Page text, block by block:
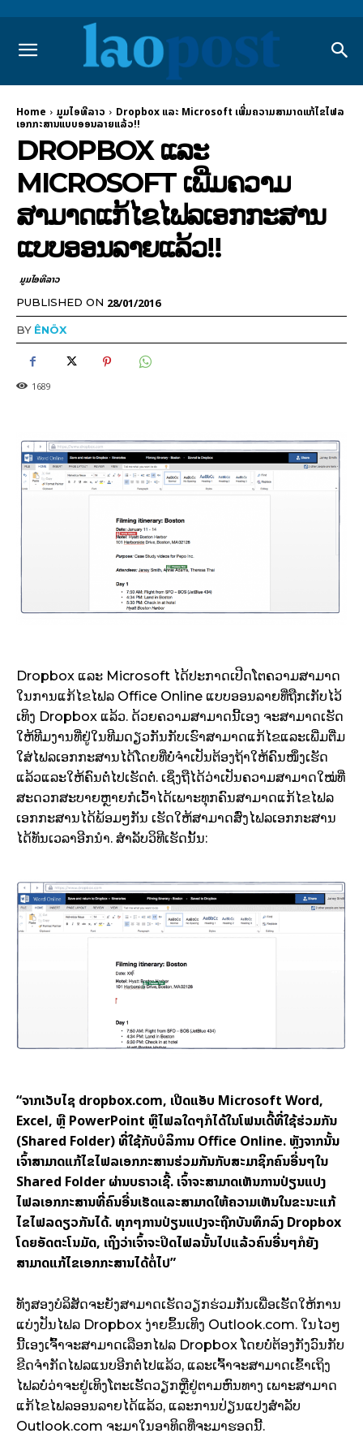
Home ມູມໄອທີລາວ
Dropbox ແລະ Microsoft ເພີ່ມຄວາມສາມາດແກ້ໄຂໄຟລ
ເອກກະສານແບບອອນລາຍແລ້ວ!!
DROPBOX ແລະ
MICROSOFT ເພີ່ມຄວາມ
ສາມາດແກ້ໄຂໄຟລເອກກະສານ
ແບບອອນລາຍແລ້ວ!!
ມູມໄອທີລາວ
PUBLISHED ON 28/01/2016
BY ÊNÖX
1689
Dropbox ແລະ Microsoft ໄດ້ປະກາດເປີດໂຕຄວາມສາມາດ
ໃນການແກ້ໄຂໄຟລ Office Online ແບບອອນລາຍທີ່ຖືກເກັບໄວ້
ເທິງ Dropbox ແລ້ວ. ດ້ວຍຄວາມສາມາດນີ້ເອງ ຈະສາມາດເຮັດ
ໃຫ້ທີມງານທີ່ຢູ່ໃນທີມດຽວກັນກັບເຮົາສາມາດແກ້ໄຂແລະເພີ່ມຕື່ມ
ໃສ່ໄຟລເອກກະສານໄດ້ໂດຍທີ່ບໍ່ຈຳເປັນຕ້ອງຖ້າໃຫ້ຄົນໜຶ່ງເຮັດ
ແລ້ວແລະໃຫ້ຄົນຕໍ່ໄປເຮັດຕໍ່. ເຊິ່ງຖືໄດ້ວ່າເປັນຄວາມສາມາດໃໝ່ທີ່
ສະດວກສະບາຍຫຼາຍກໍເວົ້າໄດ້ເພາະທຸກຄົນສາມາດແກ້ໄຂໄຟລ
ເອກກະສານໄດ້ພ້ອມໆກັນ ເຮັດໃຫ້ສາມາດສົ່ງໄຟລເອກກະສານ
ໄດ້ທັນເວລາອີກນຳ. ສຳລັບວິທີເຮັດນັ້ນ:
“ຈາກເວັບໄຊ dropbox.com, ເປີດແອັບ Microsoft Word,
Excel, ຫຼື PowerPoint ຫຼືໄຟລໃດໆກໍໄດ້ໃນໂຟນເດີ້ທີ່ໃຊ້ຮ່ວມກັນ
(Shared Folder) ທີ່ໃຊ້ກັບບໍລິການ Office Online. ຫຼັງຈາກນັ້ນ
ເຈົ້າສາມາດແກ້ໄຂໄຟລເອກກະສານຮ່ວມກັນກັບສະມາຊິກຄົນອື່ນໆໃນ
Shared Folder ຜ່ານບຣາວເຊີ້. ເຈົ້າຈະສາມາດເຫັນການປ່ຽນແປງ
ໄຟລເອກກະສານທີ່ຄົນອື່ນເຮັດແລະສາມາດໃຫ້ຄວາມເຫັນໃນຂະນະແກ້
ໄຂໄຟລດຽວກັນໄດ້. ທຸກໆການປ່ຽນແປງຈະຖືກບັນທຶກລົງ Dropbox
ໂດຍອັດຕະໂນມັດ, ເຖິງວ່າເຈົ້າຈະປິດໄຟລນັ້ນໄປແລ້ວຄົນອື່ນໆກໍຍັງ
ສາມາດແກ້ໄຂເອກກະສານໄດ້ຕໍ່ໄປ”
ທັງສອງບໍລິສັດຈະຍັງສາມາດເຮັດວຽກຮ່ວມກັນເພື່ອເຮັັດໃຫ້ການ
ແບ່ງປັນໄຟລ Dropbox ງ່າຍຂຶ້ນເທິງ Outlook.com. ໃນໄວໆ
ນີ້ເອງເຈົົ້າຈະສາມາດເລືອກໄຟລ Dropbox ໂດຍບໍ່ຕ້ອງກັງວົນກັບ
ຂີດຈຳກັດໄຟລແນບອີກຕໍ່ໄປແລ້ວ, ແລະເຈົ້າຈະສາມາດເຂົ້າເຖິງ
ໄຟລບໍ່ວ່າຈະຢູ່ເທິງໂຕະເຮັັດວຽກຫຼືຢູ່ຕາມຫົນທາງ ເພາະສາມາດ
ແກ້ໄຂໄຟລອອນລາຍໄດ້ແລ້ວ, ແລະການປ່ຽນແປງສຳລັບ
Outlook.com ຈະມາໃນອາທິດທີ່ຈະມາຮອດນີ້.